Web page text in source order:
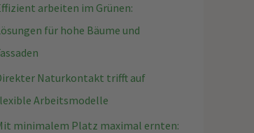
arbeiten im Grünen:
für hohe Bäume und
Naturkontakt trifft auf
Arbeitsmodelle
minimalem Platz maximal ernten: